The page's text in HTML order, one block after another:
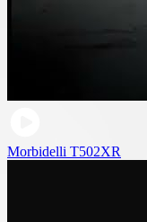
Morbidelli T502XR